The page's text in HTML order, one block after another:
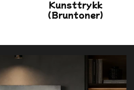
Kunsttrykk
(bruntoner)